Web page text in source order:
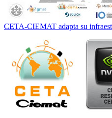
CETA-CIEMAT adapta su